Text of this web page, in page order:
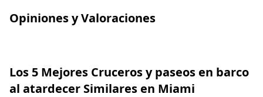
privado
Crucero privado en E-Boat
Opiniones y Valoraciones
Los 5 Mejores Cruceros y paseos en barco
al atardecer Similares en Miami